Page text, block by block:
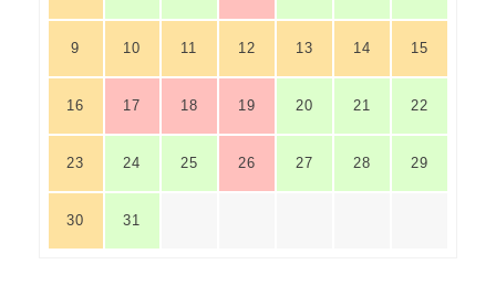
9 10 11 12 13 14 15
16 17 18 19 20 21 22
23 24 25 26 27 28 29
30 31